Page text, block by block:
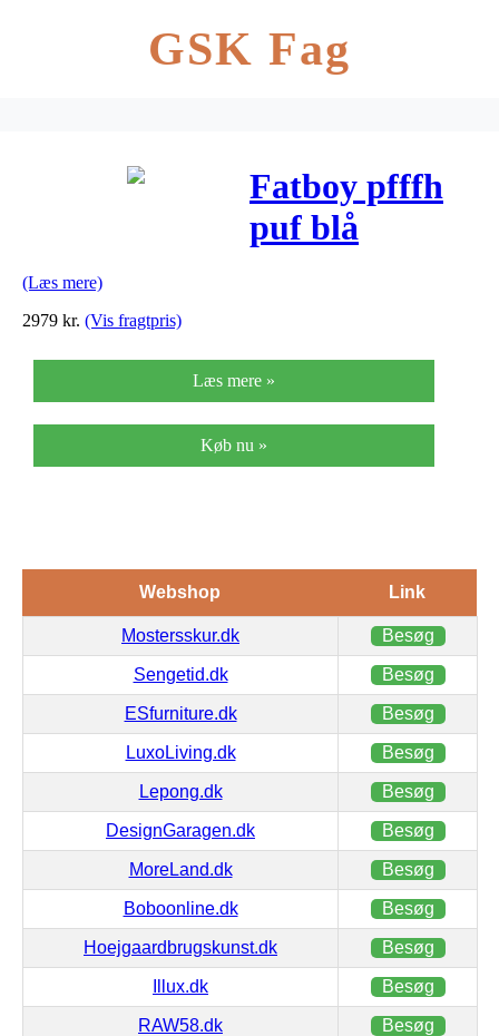
GSK Fag
Fatboy pfffh
puf blå
(Læs mere)
2979 kr. (Vis fragtpris)
Læs mere »
Køb nu »
Webshop Link
Mostersskur.dk Besøg
Sengetid.dk Besøg
ESfurniture.dk Besøg
LuxoLiving.dk Besøg
Lepong.dk Besøg
DesignGaragen.dk Besøg
MoreLand.dk Besøg
Boboonline.dk Besøg
Hoejgaardbrugskunst.dk Besøg
Illux.dk Besøg
RAW58.dk Besøg